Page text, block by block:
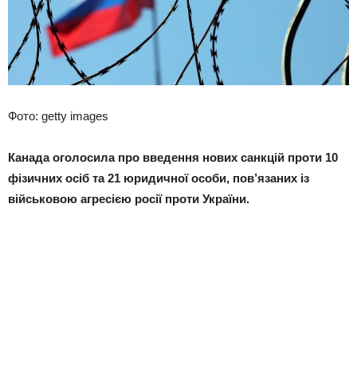
Фото: getty images
Канада оголосила про введення нових санкцій проти 10
фізичних осіб та 21 юридичної особи, пов’язаних із
військовою агресією росії проти України.